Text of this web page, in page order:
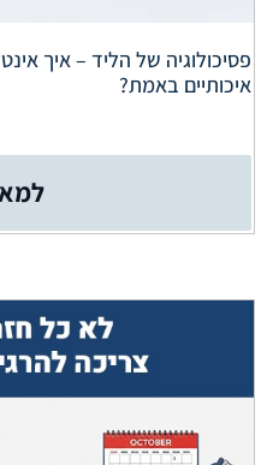
פסיכולוגיה של הליד – איך
איכותיים באמת?